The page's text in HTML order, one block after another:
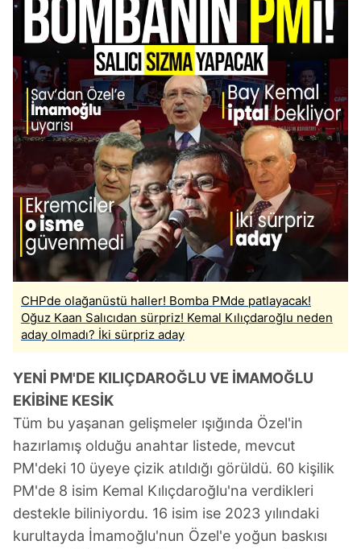
CHPde olağanüstü haller! Bomba PMde patlayacak!
Oğuz Kaan Salıcıdan sürpriz! Kemal Kılıçdaroğlu neden
aday olmadı? İki sürpriz aday
YENİ PM'DE KILIÇDAROĞLU VE İMAMOĞLU
EKİBİNE KESİK
Tüm bu yaşanan gelişmeler ışığında Özel'in
hazırlamış olduğu anahtar listede, mevcut
PM'deki 10 üyeye çizik atıldığı görüldü. 60 kişilik
PM'de 8 isim Kemal Kılıçdaroğlu'na verdikleri
destekle biliniyordu. 16 isim ise 2023 yılındaki
kurultayda İmamoğlu'nun Özel'e yoğun baskısı